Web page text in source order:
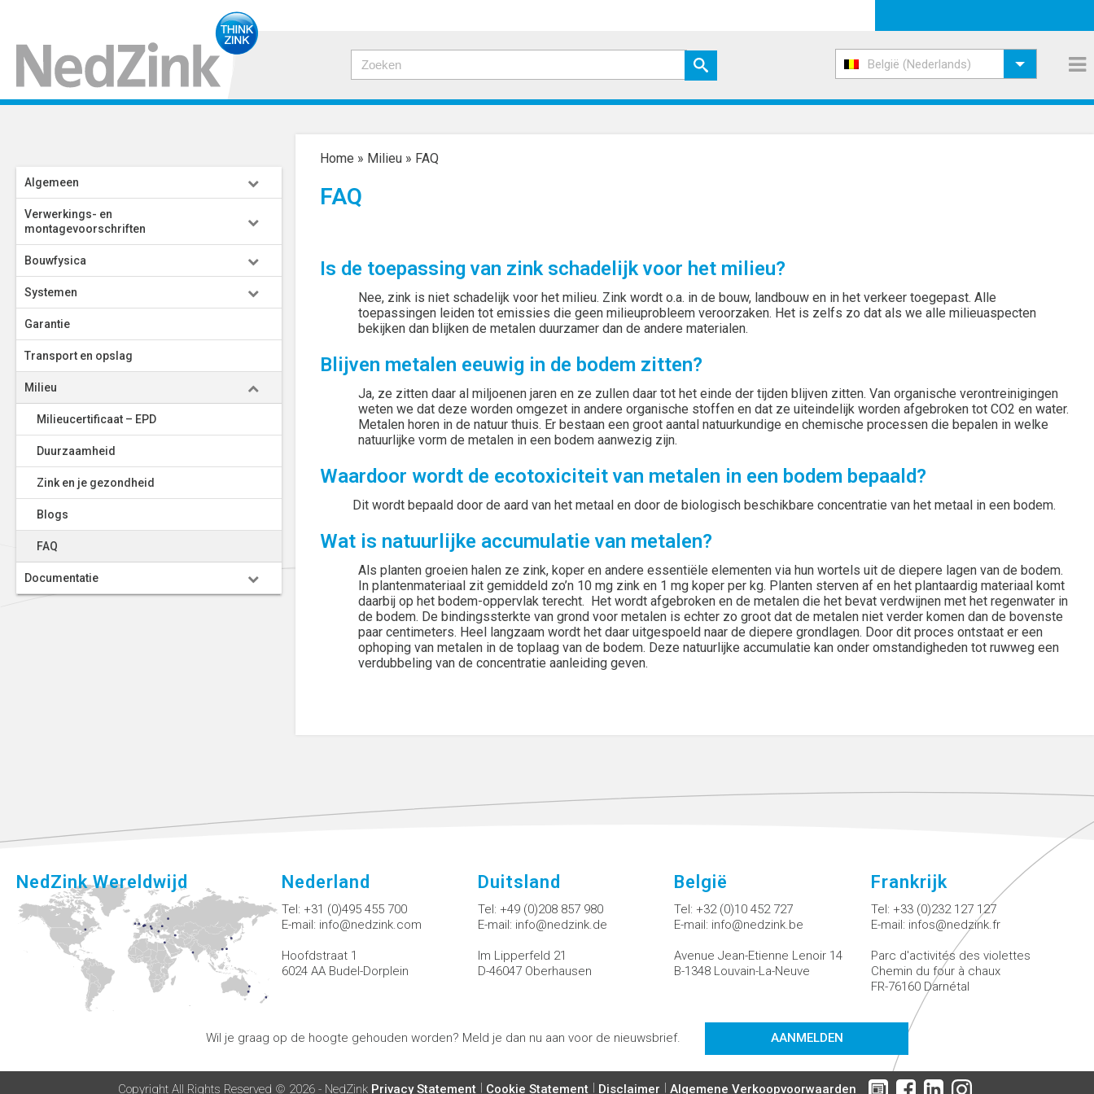
België (Nederlands)
Home » Milieu» FAQ
FAQ
Is de toepassing van zink schadelijk voor het milieu?
Nee, zink is niet schadelijk voor het milieu. Zink wordt o.a. in de bouw, landbouw en in het verkeer toegepast. Alle
toepassingen leiden tot emissies die geen milieuprobleem veroorzaken. Het is zelfs zo dat als we alle milieuaspecten
bekijken dan blijken de metalen duurzamer dan de andere materialen.
Blijven metalen eeuwig in de bodem zitten?
Ja, ze zitten daar al miljoenen jaren en ze zullen daar tot het einde der tijden blijven zitten. Van organische verontreinigingen
weten we dat deze worden omgezet in andere organische stoffen en dat ze uiteindelijk worden afgebroken tot CO2 en water.
Metalen horen in de natuur thuis. Er bestaan een groot aantal natuurkundige en chemische processen die bepalen in welke
natuurlijke vorm de metalen in een bodem aanwezig zijn.
Waardoor wordt de ecotoxiciteit van metalen in een bodem bepaald?
Dit wordt bepaald door de aard van het metaal en door de biologisch beschikbare concentratie van het metaal in een bodem.
Wat is natuurlijke accumulatie van metalen?
Als planten groeien halen ze zink, koper en andere essentiële elementen via hun wortels uit de diepere lagen van de bodem.
In plantenmateriaal zit gemiddeld zo’n 10 mg zink en 1 mg koper per kg. Planten sterven af en het plantaardig materiaal komt
daarbij op het bodem-oppervlak terecht. Het wordt afgebroken en de metalen die het bevat verdwijnen met het regenwater in
de bodem. De bindingssterkte van grond voor metalen is echter zo groot dat de metalen niet verder komen dan de bovenste
paar centimeters. Heel langzaam wordt het daar uitgespoeld naar de diepere grondlagen. Door dit proces ontstaat er een
ophoping van metalen in de toplaag van de bodem. Deze natuurlijke accumulatie kan onder omstandigheden tot ruwweg een
verdubbeling van de concentratie aanleiding geven.
Algemeen
Verwerkings- en
montagevoorschriften
Bouwfysica
Systemen
Garantie
Transport en opslag
Milieu
Milieucertificaat – EPD
Duurzaamheid
Zink en je gezondheid
Blogs
FAQ
Documentatie
NedZink Wereldwijd Nederland
Tel: +31 (0)495 455 700
E-mail: info@nedzink.com
Hoofdstraat 1
6024 AA Budel-Dorplein
Duitsland
Tel: +49 (0)208 857 980
E-mail: info@nedzink.de
Im Lipperfeld 21
D-46047 Oberhausen
België
Tel: +32 (0)10 452 727
E-mail: info@nedzink.be
Avenue Jean-Etienne Lenoir 14
B-1348 Louvain-La-Neuve
Frankrijk
Tel: +33 (0)232 127 127
E-mail: infos@nedzink.fr
Parc d'activités des violettes
Chemin du four à chaux
FR-76160 Darnétal
Wil je graag op de hoogte gehouden worden? Meld je dan nu aan voor de nieuwsbrief. AANMELDEN
Copyright All Rights Reserved © 2026 - NedZink Privacy Statement Cookie Statement Disclaimer Algemene Verkoopvoorwaarden